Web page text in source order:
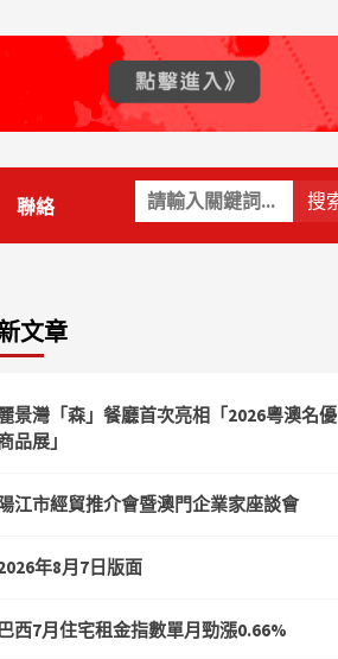
關
鍵
字:
聯絡
文章
景灣「森」餐廳首次亮相「2026粵澳名優
品展」
江市經貿推介會暨澳門企業家座談會
年8月7日版面
巴西7月住宅租金指數單月勁漲0.66%